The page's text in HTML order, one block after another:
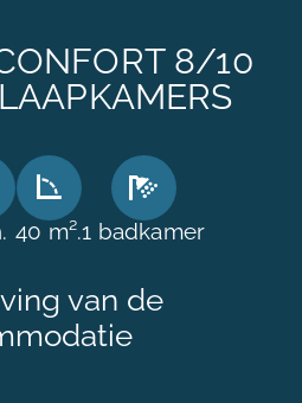
8/10
40 m².1 badkamer
van de